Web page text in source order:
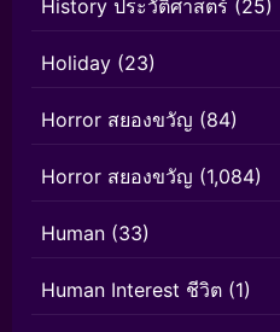
History ประวัติศาสตร์ (25)
Holiday (23)
Horror สยองขวัญ (84)
Horror สยองขวัญ (1,084)
Human (33)
Human Interest ชีวิต (1)